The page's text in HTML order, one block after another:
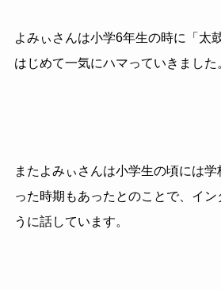
よみぃさんは小学6年生の時に「太
はじめて一気にハマっていきました
またよみぃさんは小学生の頃には
った時期もあったとのことで、イン
うに話しています。